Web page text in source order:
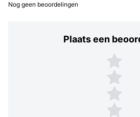
Nog geen beoordelingen
Plaats een
Plaats
5 sterren
4 sterren
3 sterren
2 sterren